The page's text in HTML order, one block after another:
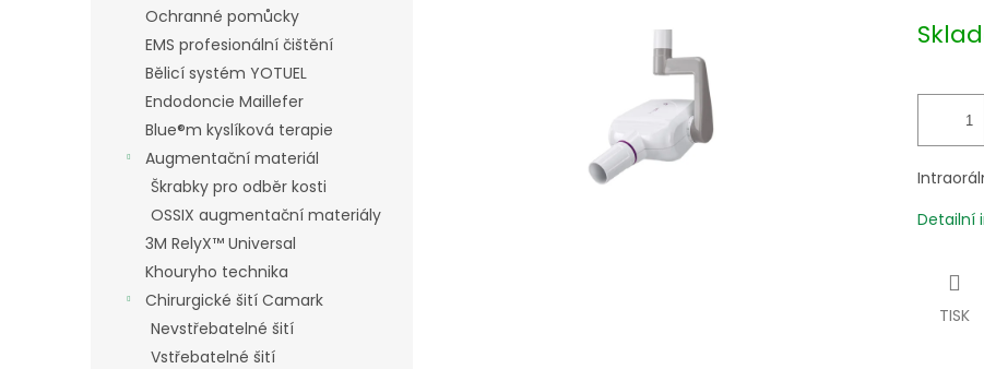
Ochranné pomůcky
EMS profesionální čištění
Bělicí systém YOTUEL
Endodoncie Maillefer
Blue®m kyslíková terapie
Augmentační materiál
Škrabky pro odběr kosti
OSSIX augmentační materiály
3M RelyX™ Universal
Khouryho technika
Chirurgické šití Camark
Nevstřebatelné šití
Vstřebatelné šití
cena:
Detailní
TISK